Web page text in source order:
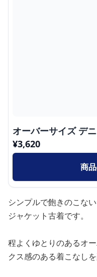
オーバーサイズ デ
¥3,620
商
シンプルで飽きのこな
ジャケット古着です。
程よくゆとりのあるオ
クス感のある着こなしを